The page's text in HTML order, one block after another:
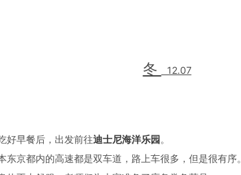
冬 12.07
好早餐后，出发前往迪士尼海洋乐园。
东京都内的高速都是双车道，路上车很多，但是很有序。